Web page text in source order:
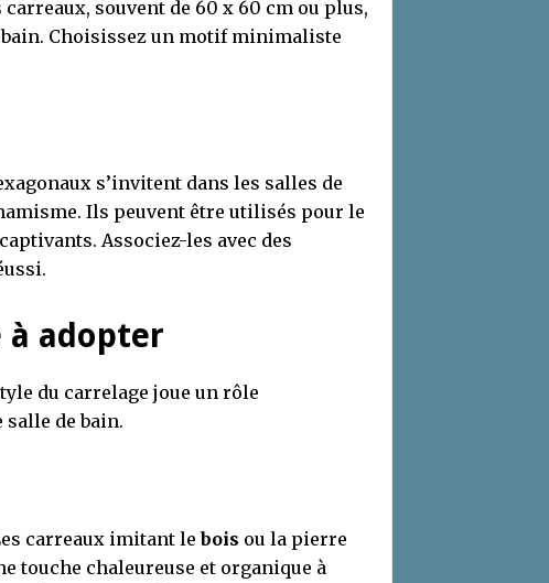
souvent de 60 x 60 cm ou plus,
Choisissez un motif minimaliste
s’invitent dans les salles de
Ils peuvent être utilisés pour le
Associez-les avec des
à adopter
du carrelage joue un rôle
de bain.
carreaux imitant lebois ou la pierre
touche chaleureuse et organique à